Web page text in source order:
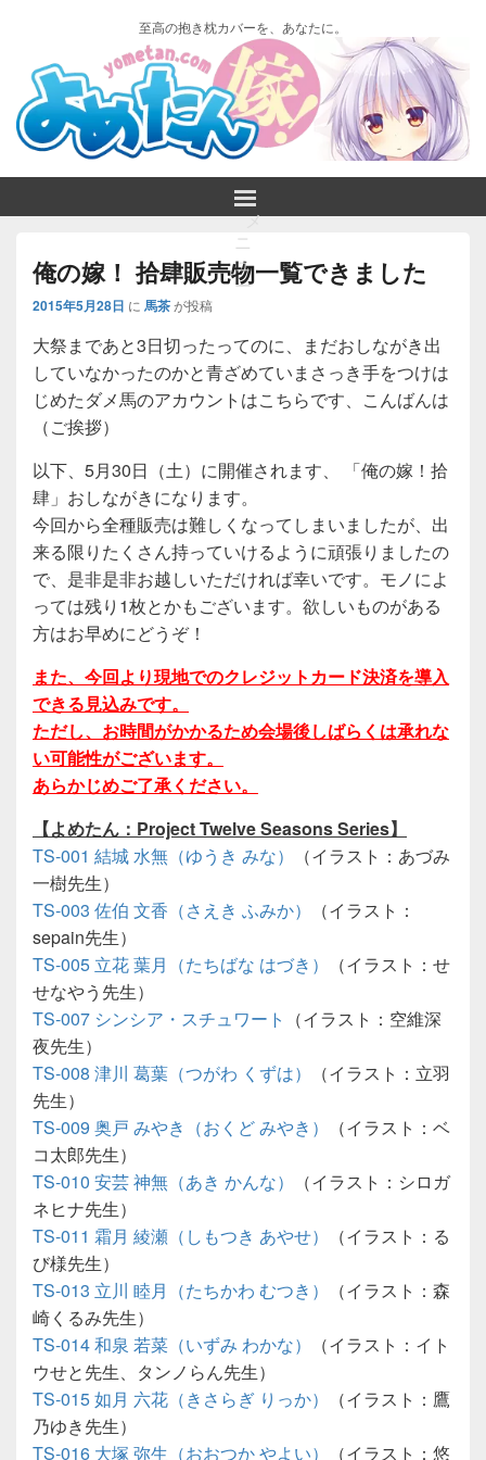
至高の抱き枕カバーを、あなたに。
メ
ニ
ュ
ー
俺の嫁！ 拾肆販売物一覧できました
2015年5月28日 に 馬茶が投稿
大祭まであと3日切ったってのに、まだおしながき出
していなかったのかと青ざめていまさっき手をつけは
じめたダメ馬のアカウントはこちらです、こんばんは
（ご挨拶）
以下、5月30日（土）に開催されます、 「俺の嫁！拾
肆」おしながきになります。
今回から全種販売は難しくなってしまいましたが、出
来る限りたくさん持っていけるように頑張りましたの
で、是非是非お越しいただければ幸いです。モノによ
っては残り1枚とかもございます。欲しいものがある
方はお早めにどうぞ！
また、今回より現地でのクレジットカード決済を導入
できる見込みです。
ただし、お時間がかかるため会場後しばらくは承れな
い可能性がございます。
あらかじめご了承ください。
【よめたん：Project Twelve Seasons Series】
TS-001 結城 水無（ゆうき みな）
（イラスト：あづみ
一樹先生）
TS-003 佐伯 文香（さえき ふみか）
（イラスト：
sepain先生）
TS-005 立花 葉月（たちばな はづき）
（イラスト：せ
せなやう先生）
TS-007 シンシア・スチュワート
（イラスト：空維深
夜先生）
TS-008 津川 葛葉（つがわ くずは）
（イラスト：立羽
先生）
TS-009 奥戸 みやき（おくど みやき）
（イラスト：ベ
コ太郎先生）
TS-010 安芸 神無（あき かんな）
（イラスト：シロガ
ネヒナ先生）
TS-011 霜月 綾瀬（しもつき あやせ）
（イラスト：る
び様先生）
TS-013 立川 睦月（たちかわ むつき）
（イラスト：森
崎くるみ先生）
TS-014 和泉 若菜（いずみ わかな）
（イラスト：イト
ウせと先生、タンノらん先生）
TS-015 如月 六花（きさらぎ りっか）
（イラスト：鷹
乃ゆき先生）
TS-016 大塚 弥生（おおつか やよい）
（イラスト：悠